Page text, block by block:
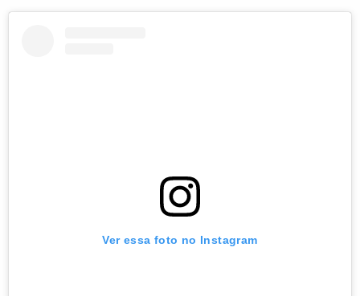
Ver essa foto no Instagram